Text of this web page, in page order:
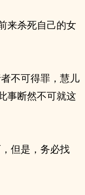
来杀死自己的女
不可得罪，慧儿
事断然不可就这
但是，务必找